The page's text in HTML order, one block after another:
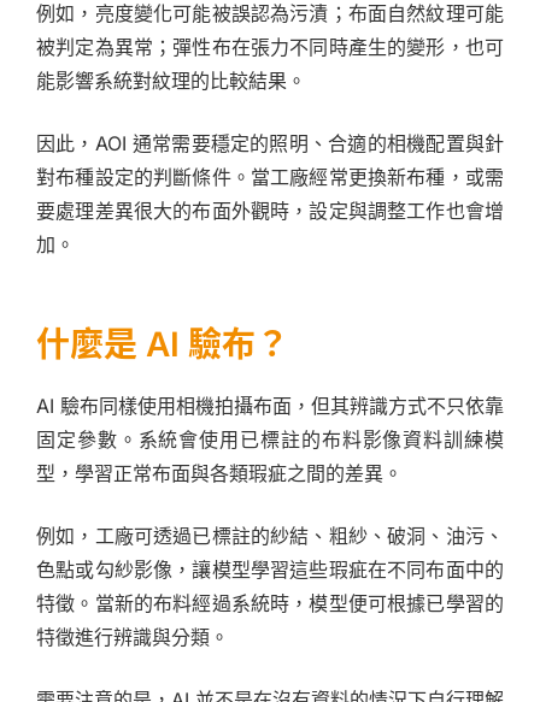
例如，亮度變化可能被誤認為污漬；布面自然紋理可能
被判定為異常；彈性布在張力不同時產生的變形，也可
能影響系統對紋理的比較結果。
因此，AOI 通常需要穩定的照明、合適的相機配置與針
對布種設定的判斷條件。當工廠經常更換新布種，或需
要處理差異很大的布面外觀時，設定與調整工作也會增
加。
什麼是 AI 驗布？
AI 驗布同樣使用相機拍攝布面，但其辨識方式不只依靠
固定參數。系統會使用已標註的布料影像資料訓練模
型，學習正常布面與各類瑕疵之間的差異。
例如，工廠可透過已標註的紗結、粗紗、破洞、油污、
色點或勾紗影像，讓模型學習這些瑕疵在不同布面中的
特徵。當新的布料經過系統時，模型便可根據已學習的
特徵進行辨識與分類。